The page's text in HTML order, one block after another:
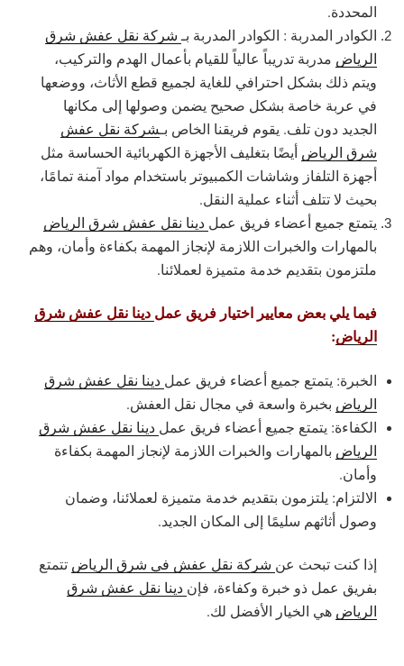
المحددة.
الكوادر المدربة : الكوادر المدربة بـ شركة نقل عفش شرق
الرياض مدربة تدريباً عالياً للقيام بأعمال الهدم والتركيب،
ويتم ذلك بشكل احترافي للغاية لجميع قطع الأثاث، ووضعها
في عربة خاصة بشكل صحيح يضمن وصولها إلى مكانها
الجديد دون تلف. يقوم فريقنا الخاص بـشركة نقل عفش
شرق الرياض أيضًا بتغليف الأجهزة الكهربائية الحساسة مثل
أجهزة التلفاز وشاشات الكمبيوتر باستخدام مواد آمنة تمامًا،
بحيث لا تتلف أثناء عملية النقل.
يتمتع جميع أعضاء فريق عمل دينا نقل عفش شرق الرياض
بالمهارات والخبرات اللازمة لإنجاز المهمة بكفاءة وأمان، وهم
ملتزمون بتقديم خدمة متميزة لعملائنا.
فيما يلي بعض معايير اختيار فريق عمل دينا نقل عفش شرق
الرياض:
الخبرة: يتمتع جميع أعضاء فريق عمل دينا نقل عفش شرق
الرياض بخبرة واسعة في مجال نقل العفش.
الكفاءة: يتمتع جميع أعضاء فريق عمل دينا نقل عفش شرق
الرياض بالمهارات والخبرات اللازمة لإنجاز المهمة بكفاءة
وأمان.
الالتزام: يلتزمون بتقديم خدمة متميزة لعملائنا، وضمان
وصول أثاثهم سليمًا إلى المكان الجديد.
إذا كنت تبحث عن شركة نقل عفش في شرق الرياض تتمتع
بفريق عمل ذو خبرة وكفاءة، فإن دينا نقل عفش شرق
الرياض هي الخيار الأفضل لك.